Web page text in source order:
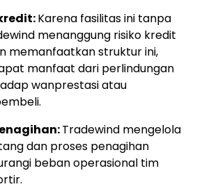
Karena fasilitas ini tanpa
menanggung risiko kredit
memanfaatkan struktur ini,
manfaat dari perlindungan
wanprestasi atau
Tradewind mengelola
dan proses penagihan
beban operasional tim